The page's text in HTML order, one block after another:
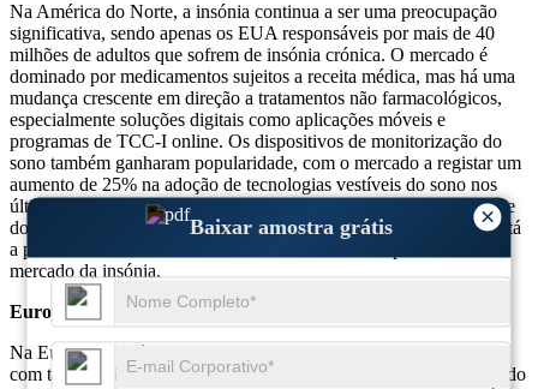
×
Baixar amostra grátis
Na América do Norte, a insónia continua a ser uma preocupação
significativa, sendo apenas os EUA responsáveis ​​por mais de 40
milhões de adultos que sofrem de insónia crónica. O mercado é
dominado por medicamentos sujeitos a receita médica, mas há uma
mudança crescente em direção a tratamentos não farmacológicos,
especialmente soluções digitais como aplicações móveis e
programas de TCC-I online. Os dispositivos de monitorização do
sono também ganharam popularidade, com o mercado a registar um
aumento de 25% na adoção de tecnologias vestíveis do sono nos
últimos anos. O crescente reconhecimento da importância da saúde
do sono, combinado com os avanços nas opções de tratamento, está
a posicionar a América do Norte como um líder importante no
mercado da insónia.
Europa
Na Europa, a insónia afecta aproximadamente 20% da população,
com taxas mais elevadas observadas em países como o Reino Unido